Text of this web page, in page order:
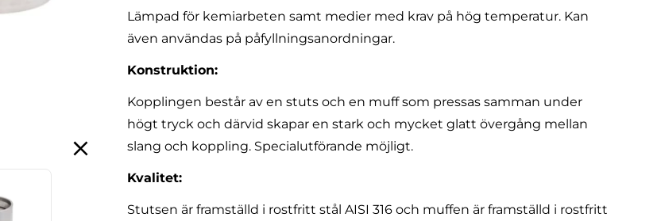
Lämpad för kemiarbeten samt medier med krav på hög temperatur. Kan
även användas på påfyllningsanordningar.
Konstruktion:
Kopplingen består av en stuts och en muff som pressas samman under
högt tryck och därvid skapar en stark och mycket glatt övergång mellan
slang och koppling. Specialutförande möjligt.
Kvalitet:
Stutsen är framställd i rostfritt stål AISI 316 och muffen är framställd i rostfritt